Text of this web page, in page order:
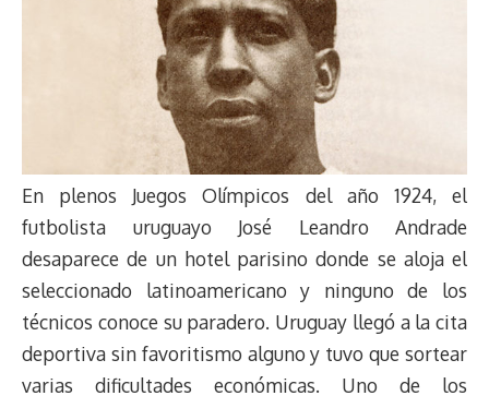
En plenos Juegos Olímpicos del año 1924, el
futbolista uruguayo José Leandro Andrade
desaparece de un hotel parisino donde se aloja el
seleccionado latinoamericano y ninguno de los
técnicos conoce su paradero. Uruguay llegó a la cita
deportiva sin favoritismo alguno y tuvo que sortear
varias dificultades económicas. Uno de los